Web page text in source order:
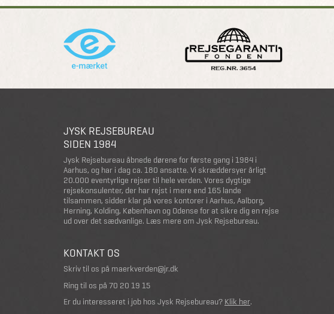
JYSK REJSEBUREAU
SIDEN 1984
Jysk Rejsebureau åbnede dørene for første gang i 1984 i
Aarhus, og har i dag ca. 180 ansatte. Vi skræddersyer årligt
20.000 eventyrlige rejser til hele verden. Vores dygtige
rejsekonsulenter, der har rejst i mere end 165 lande
tilsammen, sidder klar på vores kontorer i Aarhus, Aalborg,
Herning, Kolding, København og Odense for at sikre dig en rejse
ud over det sædvanlige. Læs mere om Jysk Rejsebureau.
KONTAKT OS
Skriv til os på maerkverden@jr.dk
Ring til os på 70 20 19 15
Er du interesseret i job hos Jysk Rejsebureau? Klik her.